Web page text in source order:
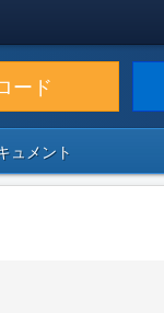
ード
ュメント